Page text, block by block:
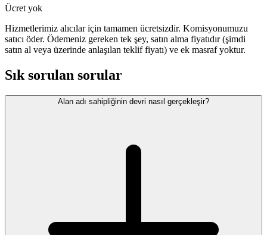
Ücret yok
Hizmetlerimiz alıcılar için tamamen ücretsizdir. Komisyonumuzu
satıcı öder. Ödemeniz gereken tek şey, satın alma fiyatıdır (şimdi
satın al veya üzerinde anlaşılan teklif fiyatı) ve ek masraf yoktur.
Sık sorulan sorular
Alan adı sahipliğinin devri nasıl gerçekleşir?